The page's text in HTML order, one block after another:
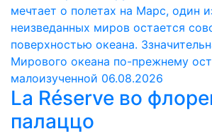
мечтает о полетах на Марс, один
неизведанных миров остается
поверхностью океана.
Мирового океана по-прежнему
малоизученной 06.08.2026
La Réserve во
палаццо